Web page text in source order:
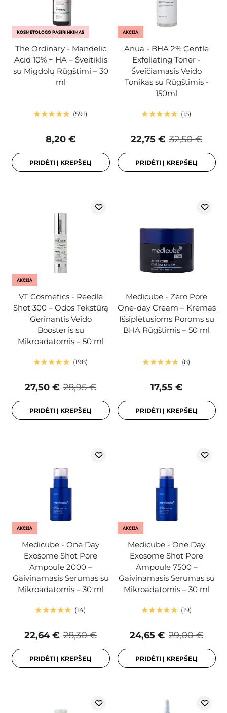
KOSMETOLOGO PASIRINKIMAS
The Ordinary - Mandelic
Acid 10% + HA – Šveitiklis
su Migdolų Rūgštimi – 30
ml
591
8,20 €
PRIDĖTI Į KREPŠELĮ
AKCIJA
Anua - BHA 2% Gentle
Exfoliating Toner -
Šveičiamasis Veido
Tonikas su Rūgštimis -
150ml
15
32,50 €
22,75 €
PRIDĖTI Į KREPŠELĮ
AKCIJA
VT Cosmetics - Reedle
Shot 300 – Odos Tekstūrą
Gerinantis Veido
Booster'is su
Mikroadatomis – 50 ml
198
28,95 €
27,50 €
PRIDĖTI Į KREPŠELĮ
Medicube - Zero Pore
One-day Cream – Kremas
Išsiplėtusioms Poroms su
BHA Rūgštimis – 50 ml
8
17,55 €
PRIDĖTI Į KREPŠELĮ
AKCIJA
Medicube - One Day
Exosome Shot Pore
Ampoule 2000 –
Gaivinamasis Serumas su
Mikroadatomis – 30 ml
14
28,30 €
22,64 €
PRIDĖTI Į KREPŠELĮ
AKCIJA
Medicube - One Day
Exosome Shot Pore
Ampoule 7500 –
Gaivinamasis Serumas su
Mikroadatomis – 30 ml
19
29,00 €
24,65 €
PRIDĖTI Į KREPŠELĮ